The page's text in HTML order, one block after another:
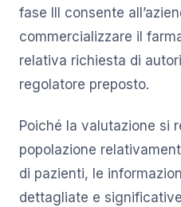
fase III consente
commercializzare il
relativa richiesta di
regolatore preposto.
Poiché la valutazione si
popolazione
di pazienti, le
dettagliate e